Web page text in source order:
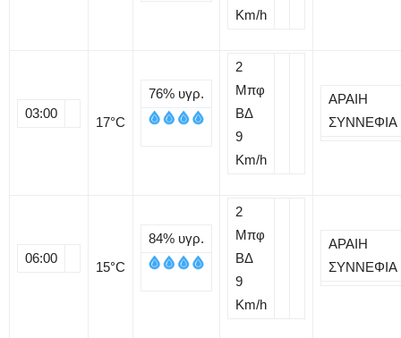
Km/h
03:00
17°C
76% υγρ.
2
Μπφ
ΒΔ
9
Km/h
ΑΡΑΙΗ
ΣΥΝΝΕΦΙΑ
06:00
15°C
84% υγρ.
2
Μπφ
ΒΔ
9
Km/h
ΑΡΑΙΗ
ΣΥΝΝΕΦΙΑ